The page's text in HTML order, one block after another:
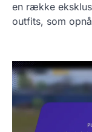
en række
outfits, som